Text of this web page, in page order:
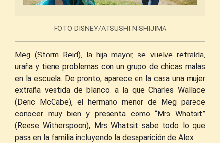
FOTO DISNEY/ATSUSHI NISHIJIMA
Meg (Storm Reid), la hija mayor, se vuelve retraída,
uraña y tiene problemas con un grupo de chicas malas
en la escuela. De pronto, aparece en la casa una mujer
extraña vestida de blanco, a la que Charles Wallace
(Deric McCabe), el hermano menor de Meg parece
conocer muybien y presenta como “Mrs Whatsit”
(Reese Witherspoon), Mrs Whatsit sabe todo lo que
pasa en la familia incluyendo la desaparición de Alex.